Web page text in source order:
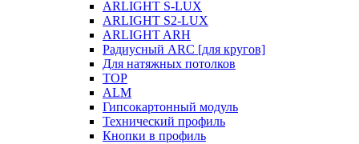
ARLIGHT S-LUX
ARLIGHT S2-LUX
ARLIGHT ARH
Радиусный ARC [для кругов]
Для натяжных потолков
TOP
ALM
Гипсокартонный модуль
Технический профиль
Кнопки в профиль